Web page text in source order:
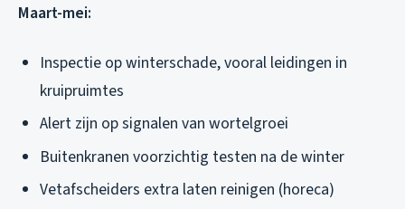
Maart-mei:
Inspectie op winterschade, vooral leidingen in
kruipruimtes
Alert zijn op signalen van wortelgroei
Buitenkranen voorzichtig testen na de winter
Vetafscheiders extra laten reinigen (horeca)